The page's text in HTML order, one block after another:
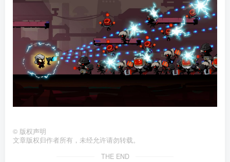
© 版权声明
文章版权归作者所有，未经允许请勿转载。
THE END